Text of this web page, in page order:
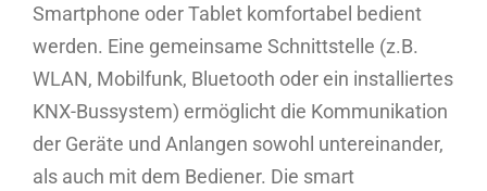
Smartphone oder Tablet komfortabel bedient
werden. Eine gemeinsame Schnittstelle (z.B.
WLAN, Mobilfunk, Bluetooth oder ein installiertes
KNX-Bussystem) ermöglicht die Kommunikation
der Geräte und Anlangen sowohl untereinander,
als auch mit dem Bediener. Die smart